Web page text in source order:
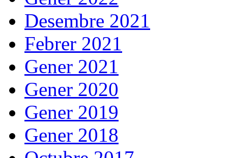
Desembre 2021
Febrer 2021
Gener 2021
Gener 2020
Gener 2019
Gener 2018